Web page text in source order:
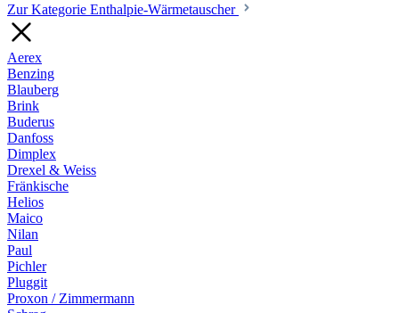
Zur Kategorie Enthalpie-Wärmetauscher
Aerex
Benzing
Blauberg
Brink
Buderus
Danfoss
Dimplex
Drexel & Weiss
Fränkische
Helios
Maico
Nilan
Paul
Pichler
Pluggit
Proxon / Zimmermann